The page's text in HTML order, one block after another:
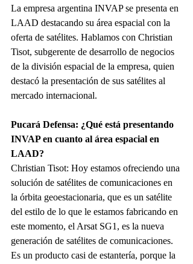
La empresa argentina INVAP se presenta en
LAAD destacando su área espacial con la
oferta de satélites. Hablamos con Christian
Tisot, subgerente de desarrollo de negocios
de la división espacial de la empresa, quien
destacó la presentación de sus satélites al
mercado internacional.
Pucará Defensa: ¿Qué está presentando
INVAP en cuanto al área espacial en
LAAD?
Christian Tisot: Hoy estamos ofreciendo una
solución de satélites de comunicaciones en
la órbita geoestacionaria, que es un satélite
del estilo de lo que le estamos fabricando en
este momento, el Arsat SG1, es la nueva
generación de satélites de comunicaciones.
Es un producto casi de estantería, porque la